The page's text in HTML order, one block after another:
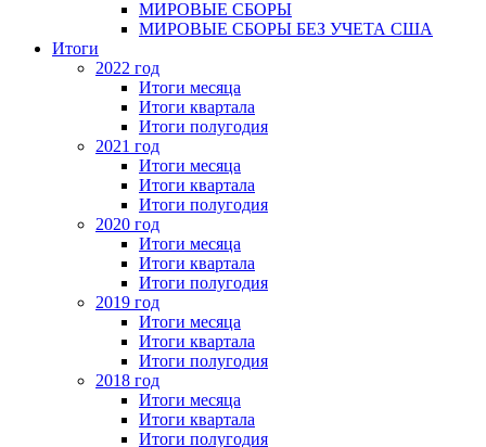
МИРОВЫЕ СБОРЫ
МИРОВЫЕ СБОРЫ БЕЗ УЧЕТА США
Итоги
2022 год
Итоги месяца
Итоги квартала
Итоги полугодия
2021 год
Итоги месяца
Итоги квартала
Итоги полугодия
2020 год
Итоги месяца
Итоги квартала
Итоги полугодия
2019 год
Итоги месяца
Итоги квартала
Итоги полугодия
2018 год
Итоги месяца
Итоги квартала
Итоги полугодия